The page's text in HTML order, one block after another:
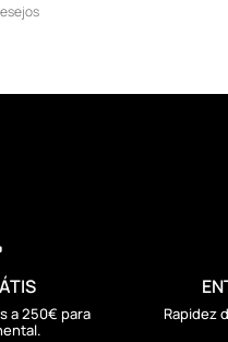
a 250€ para
Rapidez